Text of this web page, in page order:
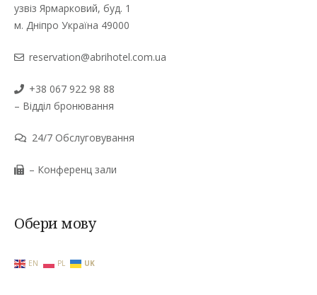
узвіз Ярмарковий, буд. 1
м. Дніпро Україна 49000
reservation@abrihotel.com.ua
+38 067 922 98 88
– Відділ бронювання
24/7 Обслуговування
– Конференц зали
Обери мову
EN PL UK